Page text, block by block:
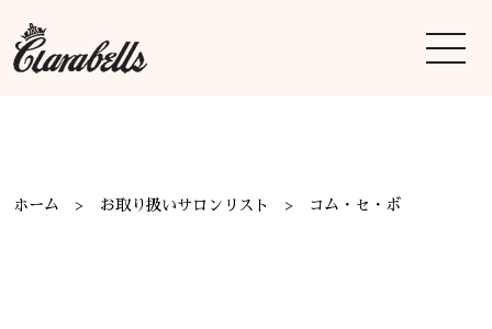
ホーム お取り扱いサロンリスト コム・セ・ボ